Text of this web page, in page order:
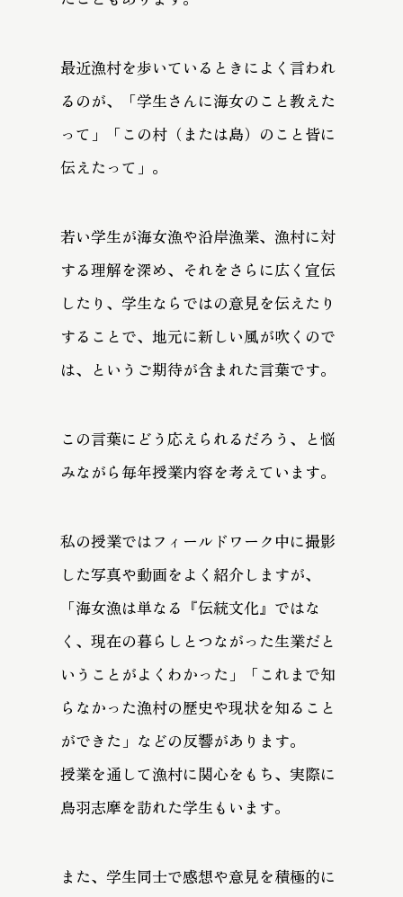
最近漁村を歩いているときによく言われ
るのが、「学生さんに海女のこと教えた
って」「この村（または島）のこと皆に
伝えたって」。
若い学生が海女漁や沿岸漁業、漁村に対
する理解を深め、それをさらに広く宣伝
したり、学生ならではの意見を伝えたり
することで、地元に新しい風が吹くので
は、というご期待が含まれた言葉です。
この言葉にどう応えられるだろう、と悩
みながら毎年授業内容を考えています。
私の授業ではフィールドワーク中に撮影
した写真や動画をよく紹介しますが、
「海女漁は単なる『伝統文化』ではな
く、現在の暮らしとつながった生業だと
いうことがよくわかった」「これまで知
らなかった漁村の歴史や現状を知ること
ができた」などの反響があります。
授業を通して漁村に関心をもち、実際に
鳥羽志摩を訪れた学生もいます。
また、学生同士で感想や意見を積極的に